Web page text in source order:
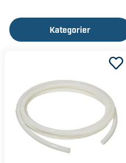
Kategorier